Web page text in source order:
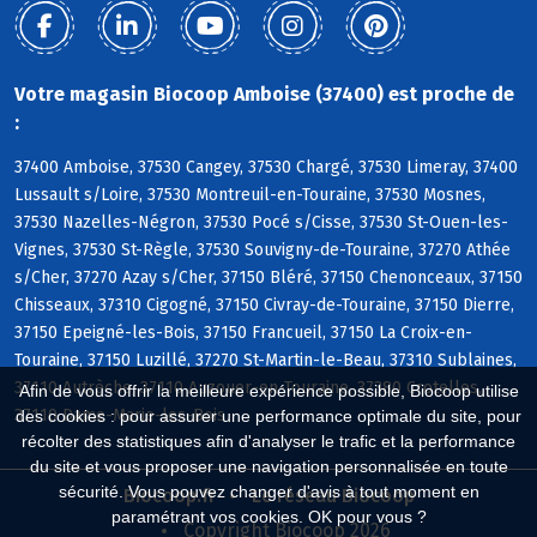
Afin de vous offrir la meilleure expérience possible, Biocoop utilise
des cookies : pour assurer une performance optimale du site, pour
récolter des statistiques afin d'analyser le trafic et la performance
du site et vous proposer une navigation personnalisée en toute
sécurité. Vous pouvez changer d'avis à tout moment en
paramétrant vos cookies. OK pour vous ?
Votre magasin Biocoop Amboise (37400) est proche de
:
37400 Amboise, 37530 Cangey, 37530 Chargé, 37530 Limeray, 37400
Lussault s/Loire, 37530 Montreuil-en-Touraine, 37530 Mosnes,
37530 Nazelles-Négron, 37530 Pocé s/Cisse, 37530 St-Ouen-les-
Vignes, 37530 St-Règle, 37530 Souvigny-de-Touraine, 37270 Athée
s/Cher, 37270 Azay s/Cher, 37150 Bléré, 37150 Chenonceaux, 37150
Chisseaux, 37310 Cigogné, 37150 Civray-de-Touraine, 37150 Dierre,
37150 Epeigné-les-Bois, 37150 Francueil, 37150 La Croix-en-
Touraine, 37150 Luzillé, 37270 St-Martin-le-Beau, 37310 Sublaines,
37110 Autrèche, 37110 Auzouer-en-Touraine, 37380 Crotelles,
37110 Dame-Marie-les-Bois
Biocoop.fr
Le réseau Biocoop
Copyright Biocoop 2026